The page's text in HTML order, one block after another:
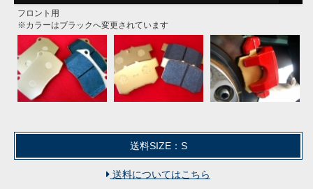
フロント用
※カラーはブラックへ変更されています
リア用
※カラーはブラックへ変更されています
装着画像
送料SIZE：S
送料についてはこちら